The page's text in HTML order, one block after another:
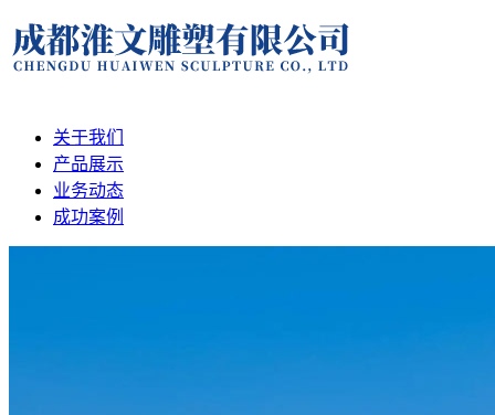
关于我们
产品展示
业务动态
成功案例